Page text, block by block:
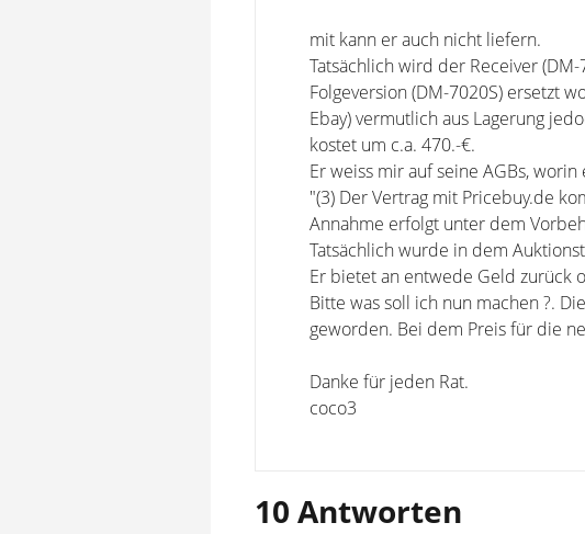
mit kann er auch nicht liefern.
Tatsächlich wird der Receiver
Folgeversion (DM-7020S) ersetzt
Ebay) vermutlich aus Lagerung
kostet um c.a. 470.-€.
Er weiss mir auf seine AGBs, worin
"(3) Der Vertrag mit Pricebuy.de
Annahme erfolgt unter dem
Tatsächlich wurde in dem
Er bietet an entwede Geld zurück
Bitte was soll ich nun machen ?.
geworden. Bei dem Preis für die
Danke für jeden Rat.
coco3
10 Antworten